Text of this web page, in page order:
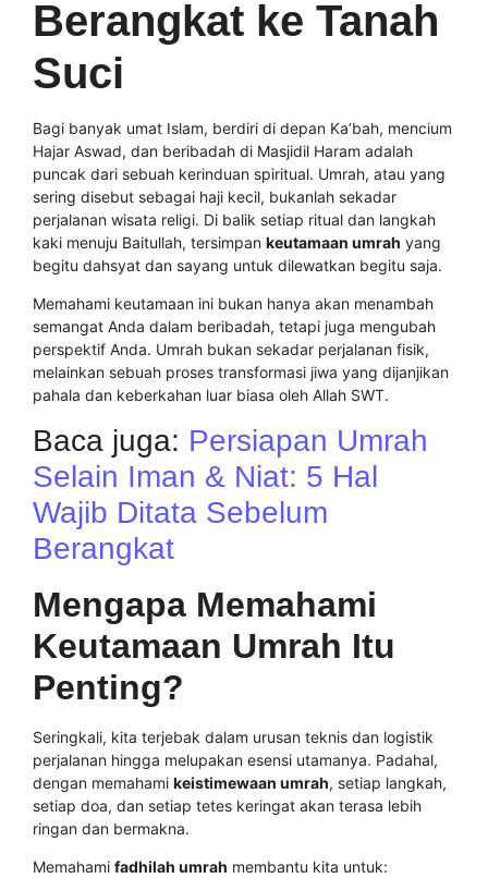
Berangkat ke Tanah
Suci
Bagi banyak umat Islam, berdiri di depan Ka’bah, mencium
Hajar Aswad, dan beribadah di Masjidil Haram adalah
puncak dari sebuah kerinduan spiritual. Umrah, atau yang
sering disebut sebagai haji kecil, bukanlah sekadar
perjalanan wisata religi. Di balik setiap ritual dan langkah
kaki menuju Baitullah, tersimpan keutamaan umrah yang
begitu dahsyat dan sayang untuk dilewatkan begitu saja.
Memahami keutamaan ini bukan hanya akan menambah
semangat Anda dalam beribadah, tetapi juga mengubah
perspektif Anda. Umrah bukan sekadar perjalanan fisik,
melainkan sebuah proses transformasi jiwa yang dijanjikan
pahala dan keberkahan luar biasa oleh Allah SWT.
Baca juga: Persiapan Umrah
Selain Iman & Niat: 5 Hal
Wajib Ditata Sebelum
Berangkat
Mengapa Memahami
Keutamaan Umrah Itu
Penting?
Seringkali, kita terjebak dalam urusan teknis dan logistik
perjalanan hingga melupakan esensi utamanya. Padahal,
dengan memahami keistimewaan umrah, setiap langkah,
setiap doa, dan setiap tetes keringat akan terasa lebih
ringan dan bermakna.
Memahami fadhilah umrah membantu kita untuk: